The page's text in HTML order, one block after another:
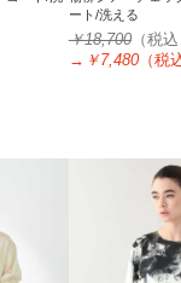
ート/洗える
￥18,700（税
→ ￥7,480（税